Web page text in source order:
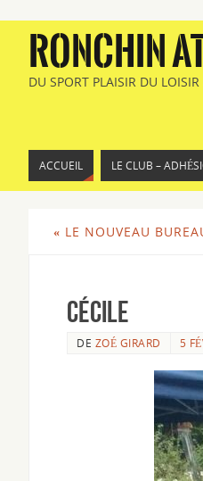
RONCHIN
DU SPORT PLAISIR DU
ACCUEIL LE CLUB –
« LE NOUVEAU
Cécile
DE ZOÉ GIRARD 5